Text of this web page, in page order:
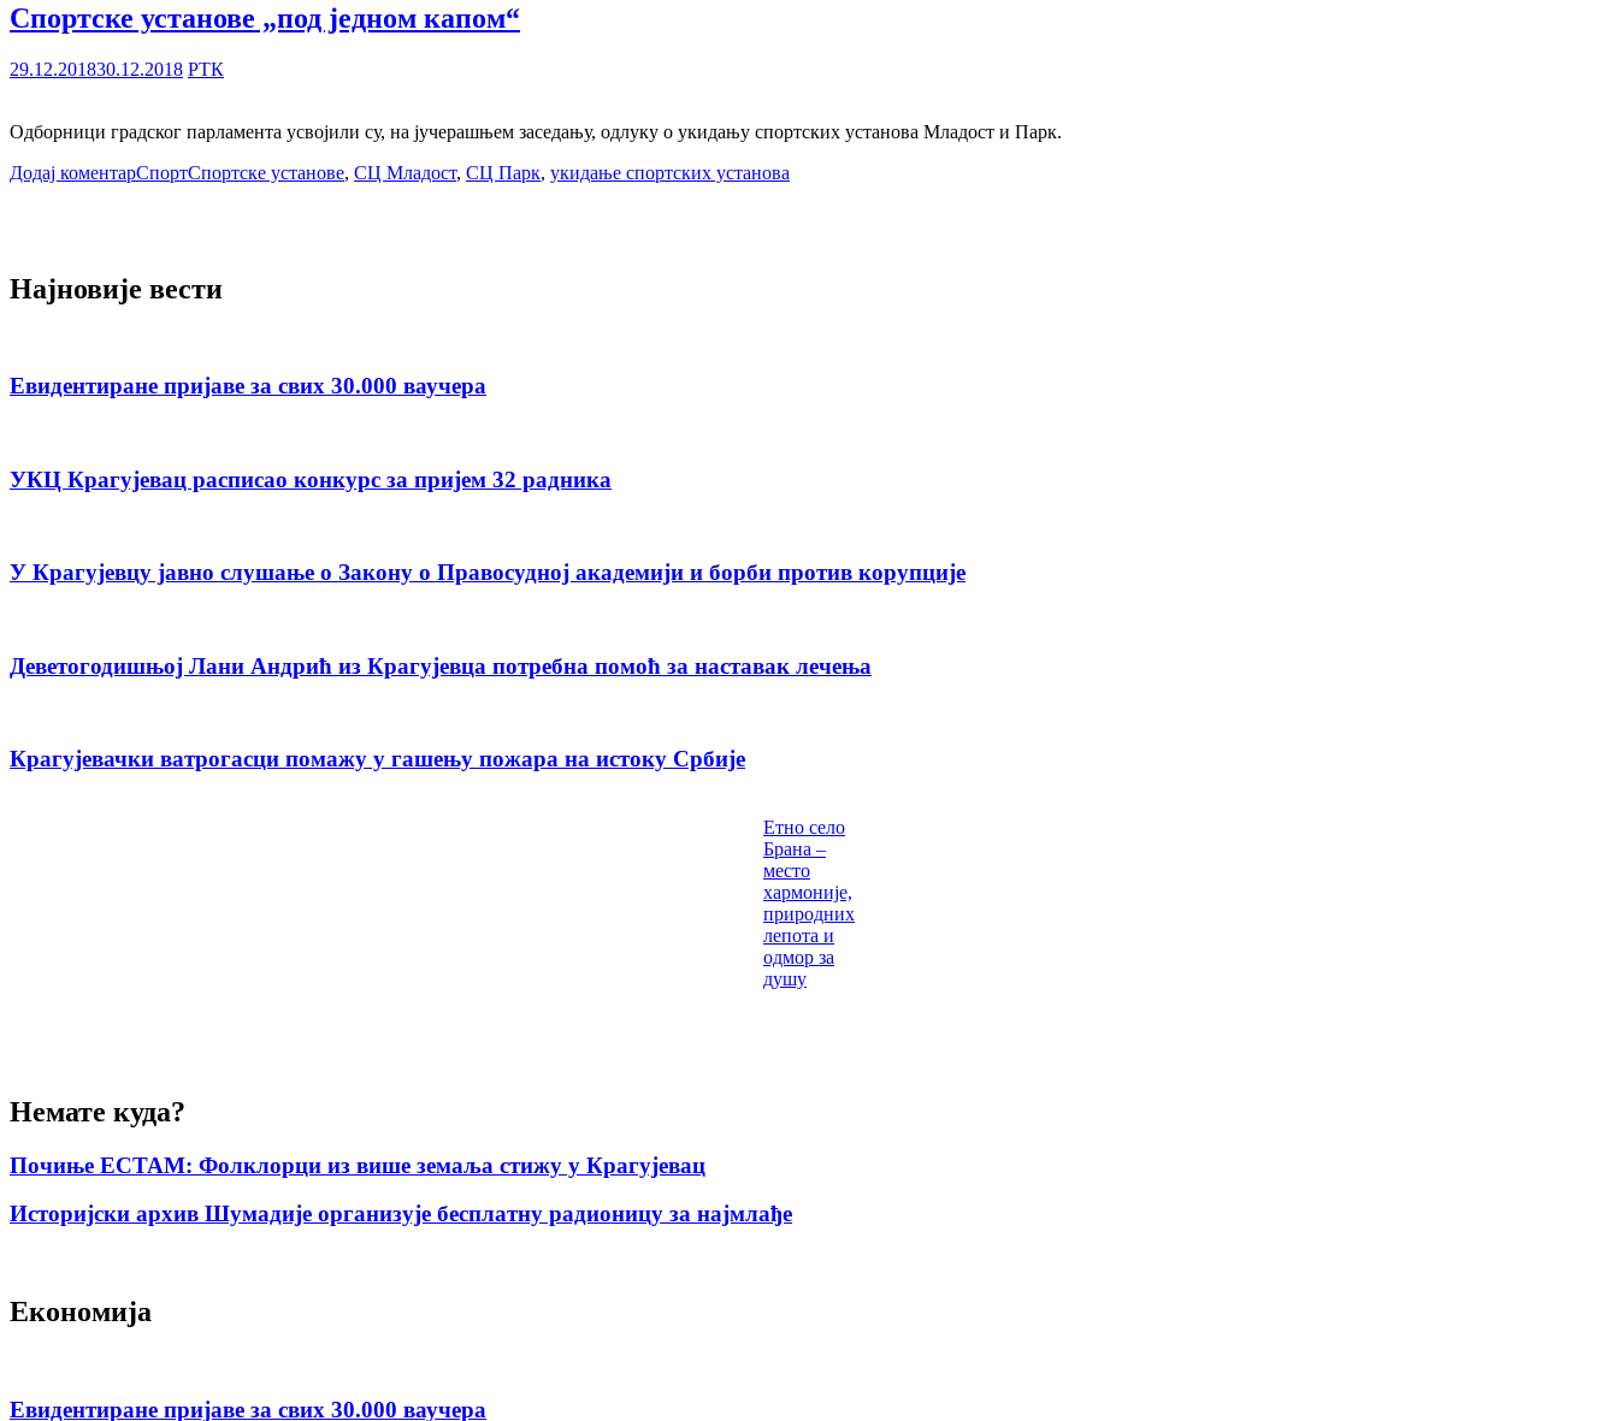
Спортске установе „под једном капом“
29.12.201830.12.2018 РТК
Одборници градског парламента усвојили су, на јучерашњем заседању, одлуку о укидању спортских установа Младост и Парк.
Додај коментарСпортСпортске установе, СЦ Младост, СЦ Парк, укидање спортских установа
Најновије вести
Евидентиране пријаве за свих 30.000 ваучера
УКЦ Крагујевац расписао конкурс за пријем 32 радника
У Крагујевцу јавно слушање о Закону о Правосудној академији и борби против корупције
Деветогодишњој Лани Андрић из Крагујевца потребна помоћ за наставак лечења
Крагујевачки ватрогасци помажу у гашењу пожара на истоку Србије
Етно село
Брана –
место
хармоније,
природних
лепота и
одмор за
душу
Немате куда?
Почиње ЕСТАМ: Фолклорци из више земаља стижу у Крагујевац
Историјски архив Шумадије организује бесплатну радионицу за најмлађе
Економија
Евидентиране пријаве за свих 30.000 ваучера